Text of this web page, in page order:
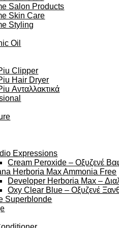
Salon Products
Skin Care
Styling
Oil
Clipper
Hair Dryer
Ανταλλακτικά
Expressions
Cream Peroxide – Οξυζενέ
Herboria Max Ammonia Free
Developer Herboria Max –
Oxy Clear Blue – Οξυζενέ
Superblonde